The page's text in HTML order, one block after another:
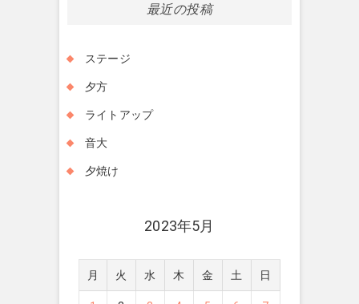
最近の投稿
ステージ
夕方
ライトアップ
音大
夕焼け
2023年5月
月 火 水 木 金 土 日